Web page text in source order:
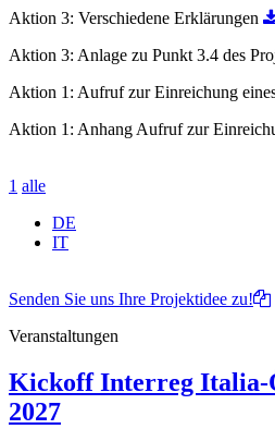
Aktion 3: Verschiedene Erklärungen
Aktion 3: Anlage zu Punkt 3.4 des
Aktion 1: Aufruf zur Einreichung
Aktion 1: Anhang Aufruf zur
1 alle
DE
IT
Senden Sie uns Ihre Projektidee zu!
Veranstaltungen
Kickoff Interreg Italia-
2027